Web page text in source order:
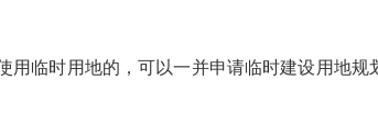
临时用地的，可以一并申请临时建设用地规